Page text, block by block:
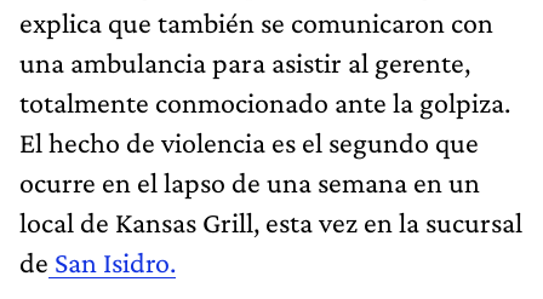
explica que también se comunicaron con
una ambulancia para asistir al gerente,
totalmente conmocionado ante la golpiza.
El hecho de violencia es el segundo que
ocurre en el lapso de una semana en un
local de Kansas Grill, esta vez en la sucursal
de San Isidro.